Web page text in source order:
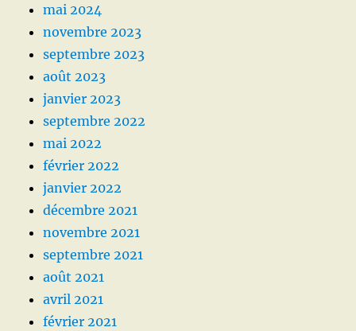
mai 2024
novembre 2023
septembre 2023
août 2023
janvier 2023
septembre 2022
mai 2022
février 2022
janvier 2022
décembre 2021
novembre 2021
septembre 2021
août 2021
avril 2021
février 2021